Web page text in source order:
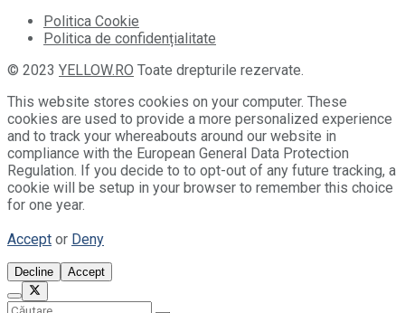
Politica Cookie
Politica de confidențialitate
© 2023 YELLOW.RO Toate drepturile rezervate.
This website stores cookies on your computer. These
cookies are used to provide a more personalized experience
and to track your whereabouts around our website in
compliance with the European General Data Protection
Regulation. If you decide to to opt-out of any future tracking, a
cookie will be setup in your browser to remember this choice
for one year.
Accept or Deny
Decline Accept